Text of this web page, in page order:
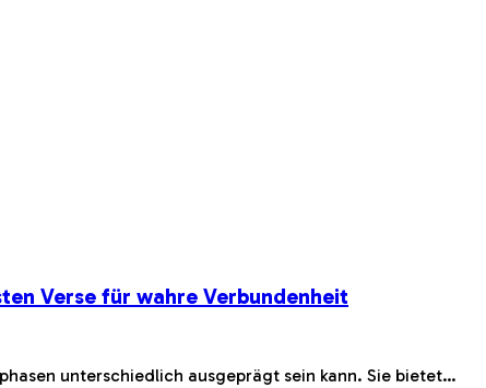
Verse für wahre Verbundenheit
unterschiedlich ausgeprägt sein kann. Sie bietet…